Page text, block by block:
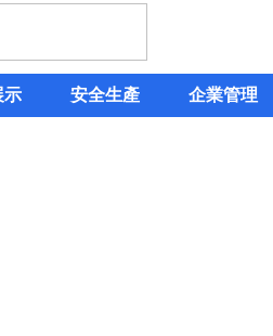
示 安全生產 企業管理